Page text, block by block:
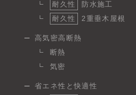
耐久性
防水施工
耐久性
2重垂木屋根
高気密高断熱
断熱
気密
省エネ性と快適性